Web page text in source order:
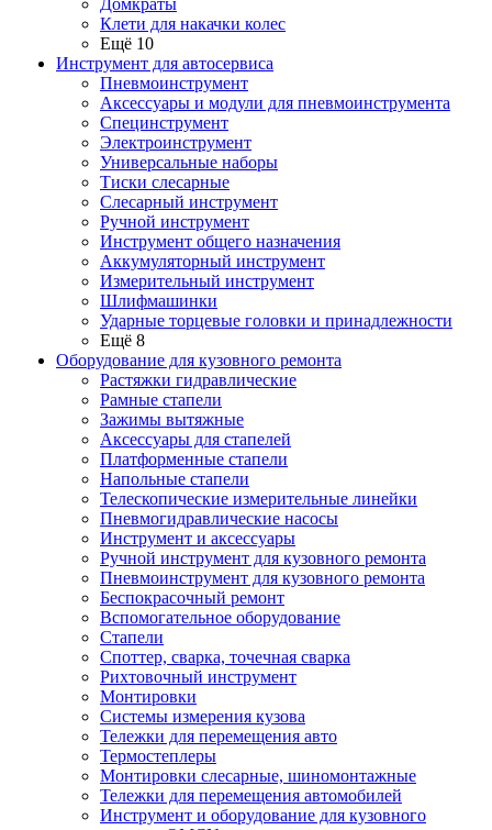
Домкраты
Клети для накачки колес
Ещё 10
Инструмент для автосервиса
Пневмоинструмент
Аксессуары и модули для пневмоинструмента
Специнструмент
Электроинструмент
Универсальные наборы
Тиски слесарные
Слесарный инструмент
Ручной инструмент
Инструмент общего назначения
Аккумуляторный инструмент
Измерительный инструмент
Шлифмашинки
Ударные торцевые головки и принадлежности
Ещё 8
Оборудование для кузовного ремонта
Растяжки гидравлические
Рамные стапели
Зажимы вытяжные
Аксессуары для стапелей
Платформенные стапели
Напольные стапели
Телескопические измерительные линейки
Пневмогидравлические насосы
Инструмент и аксессуары
Ручной инструмент для кузовного ремонта
Пневмоинструмент для кузовного ремонта
Беспокрасочный ремонт
Вспомогательное оборудование
Стапели
Споттер, сварка, точечная сварка
Рихтовочный инструмент
Монтировки
Системы измерения кузова
Тележки для перемещения авто
Термостеплеры
Монтировки слесарные, шиномонтажные
Тележки для перемещения автомобилей
Инструмент и оборудование для кузовного